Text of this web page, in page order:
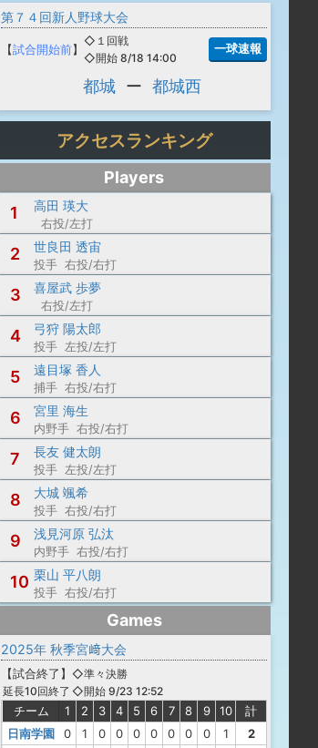
第７４回新人野球大会
【試合開始前】
◇１回戦
◇開始 8/18 14:00
一球速報
都城 ー 都城西
アクセスランキング
Players
1
高田 瑛大
右投/左打
2 世良田 透宙
投手 右投/右打
3 喜屋武 歩夢
右投/左打
4 弓狩 陽太郎
投手 左投/左打
5 遠目塚 香人
捕手 右投/右打
6 宮里 海生
内野手 右投/右打
7 長友 健太朗
投手 左投/左打
8 大城 颯希
投手 右投/右打
9 浅見河原 弘汰
内野手 右投/右打
10 栗山 平八朗
投手 右投/右打
Games
2025年 秋季宮﨑大会
【試合終了 】
延長10回終了
◇準々決勝
◇開始 9/23 12:52
チーム 1 2 3 4 5 6 7 8 9 10
計
日南学園
0 1 0 0 0 0 0 0 0 1
2